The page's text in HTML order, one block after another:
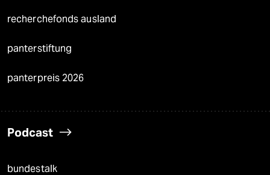
recherchefonds ausland
panterstiftung
panterpreis 2026
Podcast
bundestalk